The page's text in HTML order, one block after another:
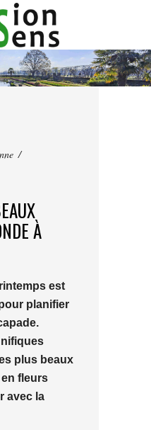
À
est
planifier
plus beaux
fleurs
avec la